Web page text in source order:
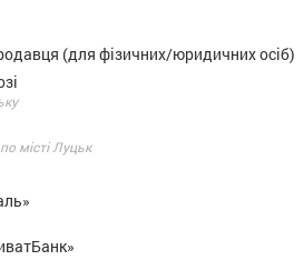
(для фізичних/юридичних осіб)
місті Луцьк